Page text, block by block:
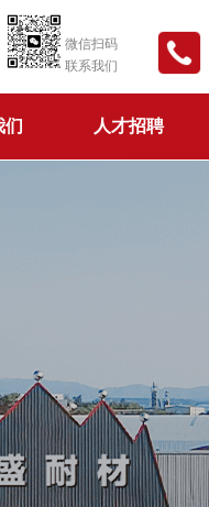
微信扫码
联系我们
们 人才招聘